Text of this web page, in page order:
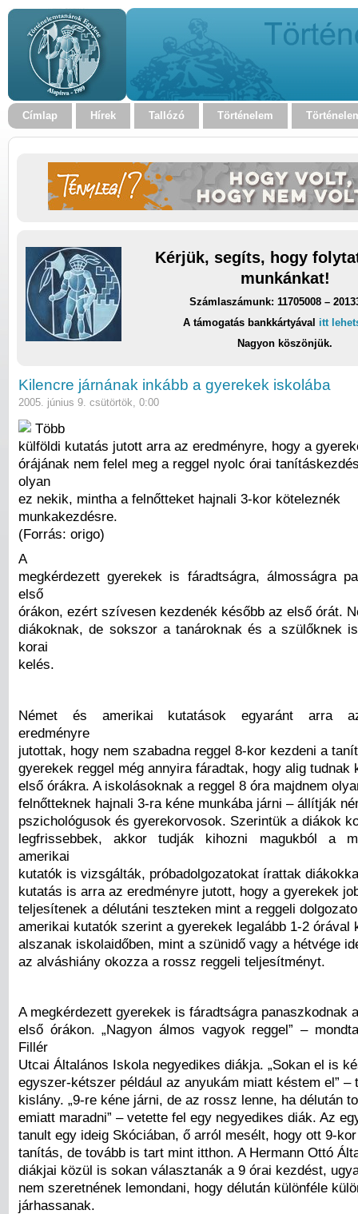
Címlap Hírek Tallózó Történelem
Kérjük, segíts, hogy
munkánkat!
Számlaszámunk: 11705008 –
A támogatás bankkártyával itt
Nagyon köszönjük.
Kilencre járnának inkább a gyerekek iskolába
2005. június 9. csütörtök, 0:00
Több
külföldi kutatás jutott arra az eredményre, hogy a
órájának nem felel meg a reggel nyolc órai
olyan
ez nekik, mintha a felnőtteket hajnali 3-kor köteleznék
munkakezdésre.
(Forrás: origo)
A
megkérdezett gyerekek is fáradtságra, álmosságra
első
órákon, ezért szívesen kezdenék később az első órát.
diákoknak, de sokszor a tanároknak és a szülőknek
korai
kelés.
Német és amerikai kutatások egyaránt arra
eredményre
jutottak, hogy nem szabadna reggel 8-kor kezdeni a
gyerekek reggel még annyira fáradtak, hogy alig tudnak
első órákra. A iskolásoknak a reggel 8 óra majdnem
felnőtteknek hajnali 3-ra kéne munkába járni – állítják
pszichológusok és gyerekorvosok. Szerintük a diákok
legfrissebbek, akkor tudják kihozni magukból a
amerikai
kutatók is vizsgálták, próbadolgozatokat írattak
kutatás is arra az eredményre jutott, hogy a gyerekek
teljesítenek a délutáni teszteken mint a reggeli
amerikai kutatók szerint a gyerekek legalább 1-2 órával
alszanak iskolaidőben, mint a szünidő vagy a hétvége
az alváshiány okozza a rossz reggeli teljesítményt.
A megkérdezett gyerekek is fáradtságra panaszkodnak
első órákon. „Nagyon álmos vagyok reggel” –
Fillér
Utcai Általános Iskola negyedikes diákja. „Sokan el is
egyszer-kétszer például az anyukám miatt késtem el” –
kislány. „9-re kéne járni, de az rossz lenne, ha délután
emiatt maradni” – vetette fel egy negyedikes diák. Az
tanult egy ideig Skóciában, ő arról mesélt, hogy ott 9-
tanítás, de tovább is tart mint itthon. A Hermann Ottó
diákjai közül is sokan választanák a 9 órai kezdést,
nem szeretnének lemondani, hogy délután különféle
járhassanak.